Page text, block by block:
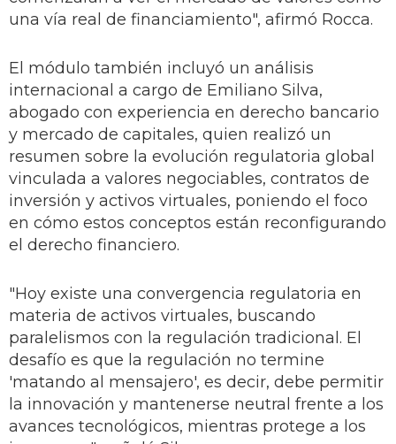
una vía real de financiamiento", afirmó Rocca.
El módulo también incluyó un análisis
internacional a cargo de Emiliano Silva,
abogado con experiencia en derecho bancario
y mercado de capitales, quien realizó un
resumen sobre la evolución regulatoria global
vinculada a valores negociables, contratos de
inversión y activos virtuales, poniendo el foco
en cómo estos conceptos están reconfigurando
el derecho financiero.
"Hoy existe una convergencia regulatoria en
materia de activos virtuales, buscando
paralelismos con la regulación tradicional. El
desafío es que la regulación no termine
'matando al mensajero', es decir, debe permitir
la innovación y mantenerse neutral frente a los
avances tecnológicos, mientras protege a los